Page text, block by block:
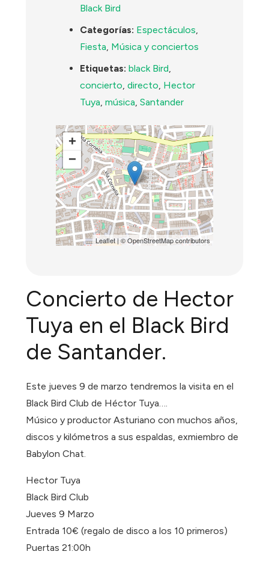
Black Bird
Categorías: Espectáculos,
Fiesta, Música y conciertos
Etiquetas: black Bird,
concierto,directo, Hector
Tuya,música,Santander
+
−
Leaflet| ©OpenStreetMapcontributors
Concierto de Hector
Tuya en el Black Bird
de Santander.
Este jueves 9 de marzo tendremos la visita en el
Black Bird Club de Héctor Tuya….
Músico y productor Asturiano con muchos años,
discos y kilómetros a sus espaldas, exmiembro de
Babylon Chat.
Hector Tuya
Black Bird Club
Jueves 9 Marzo
Entrada 10€ (regalo de disco a los 10 primeros)
Puertas 21:00h